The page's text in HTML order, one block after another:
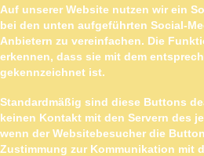
Auf unserer Website nutzen wir ein
bei den unten aufgeführten Social-
Anbietern zu vereinfachen. Die
erkennen, dass sie mit dem
gekennzeichnet ist.
Standardmäßig sind diese Buttons
keinen Kontakt mit den Servern des
wenn der Websitebesucher die
Zustimmung zur Kommunikation mit